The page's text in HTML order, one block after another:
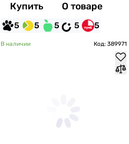
Купить О товаре
5 5 5 5 5
В наличии Код: 389971